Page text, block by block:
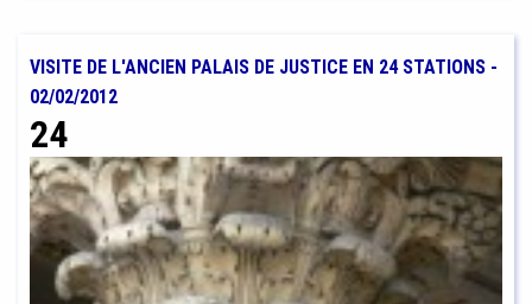
VISITE DE L'ANCIEN PALAIS DE JUSTICE EN 24 STATIONS -
02/02/2012
24